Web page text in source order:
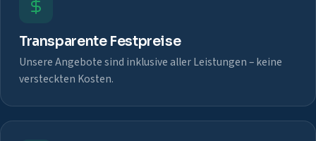
Transparente Festpreise
Unsere Angebote sind inklusive aller Leistungen – keine
versteckten Kosten.